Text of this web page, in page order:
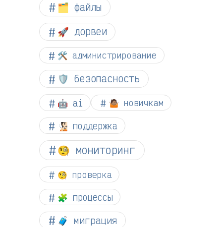
🗂️ файлы
🚀 дорвеи
🛠️ администрирование
🛡️ безопасность
🤖 ai 🤷🏽 новичкам
🧏🏻 поддержка
🧐 мониторинг
🧐 проверка
🧩 процессы
🧳 миграция